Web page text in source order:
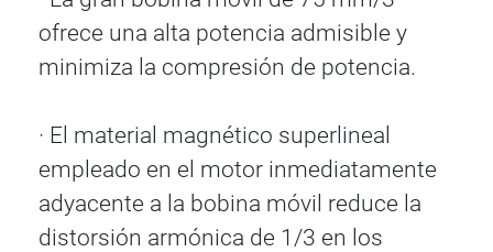
ofrece una alta potencia admisible y
minimiza la compresión de potencia.
· El material magnético superlineal
empleado en el motor inmediatamente
adyacente a la bobina móvil reduce la
distorsión armónica de 1/3 en los